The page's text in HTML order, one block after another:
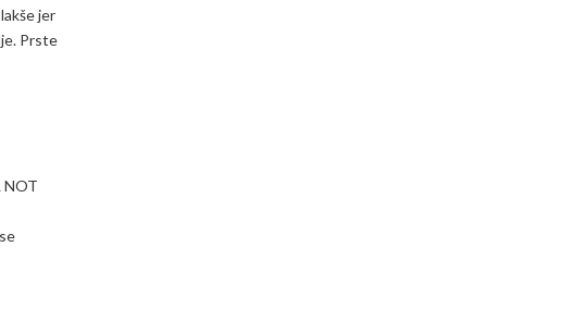
jer
Prste
NOT